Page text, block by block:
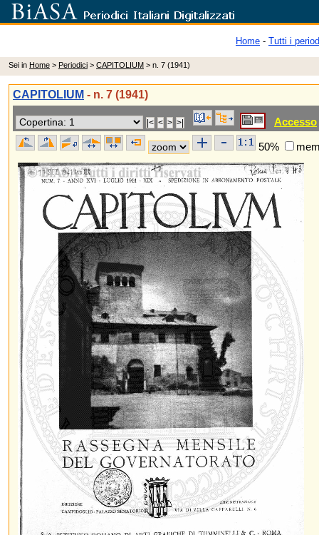
Home - Tutti i
Sei in Home > Periodici > CAPITOLIUM > n. 7 (1941)
CAPITOLIUM - n. 7 (1941)
Accesso
50%